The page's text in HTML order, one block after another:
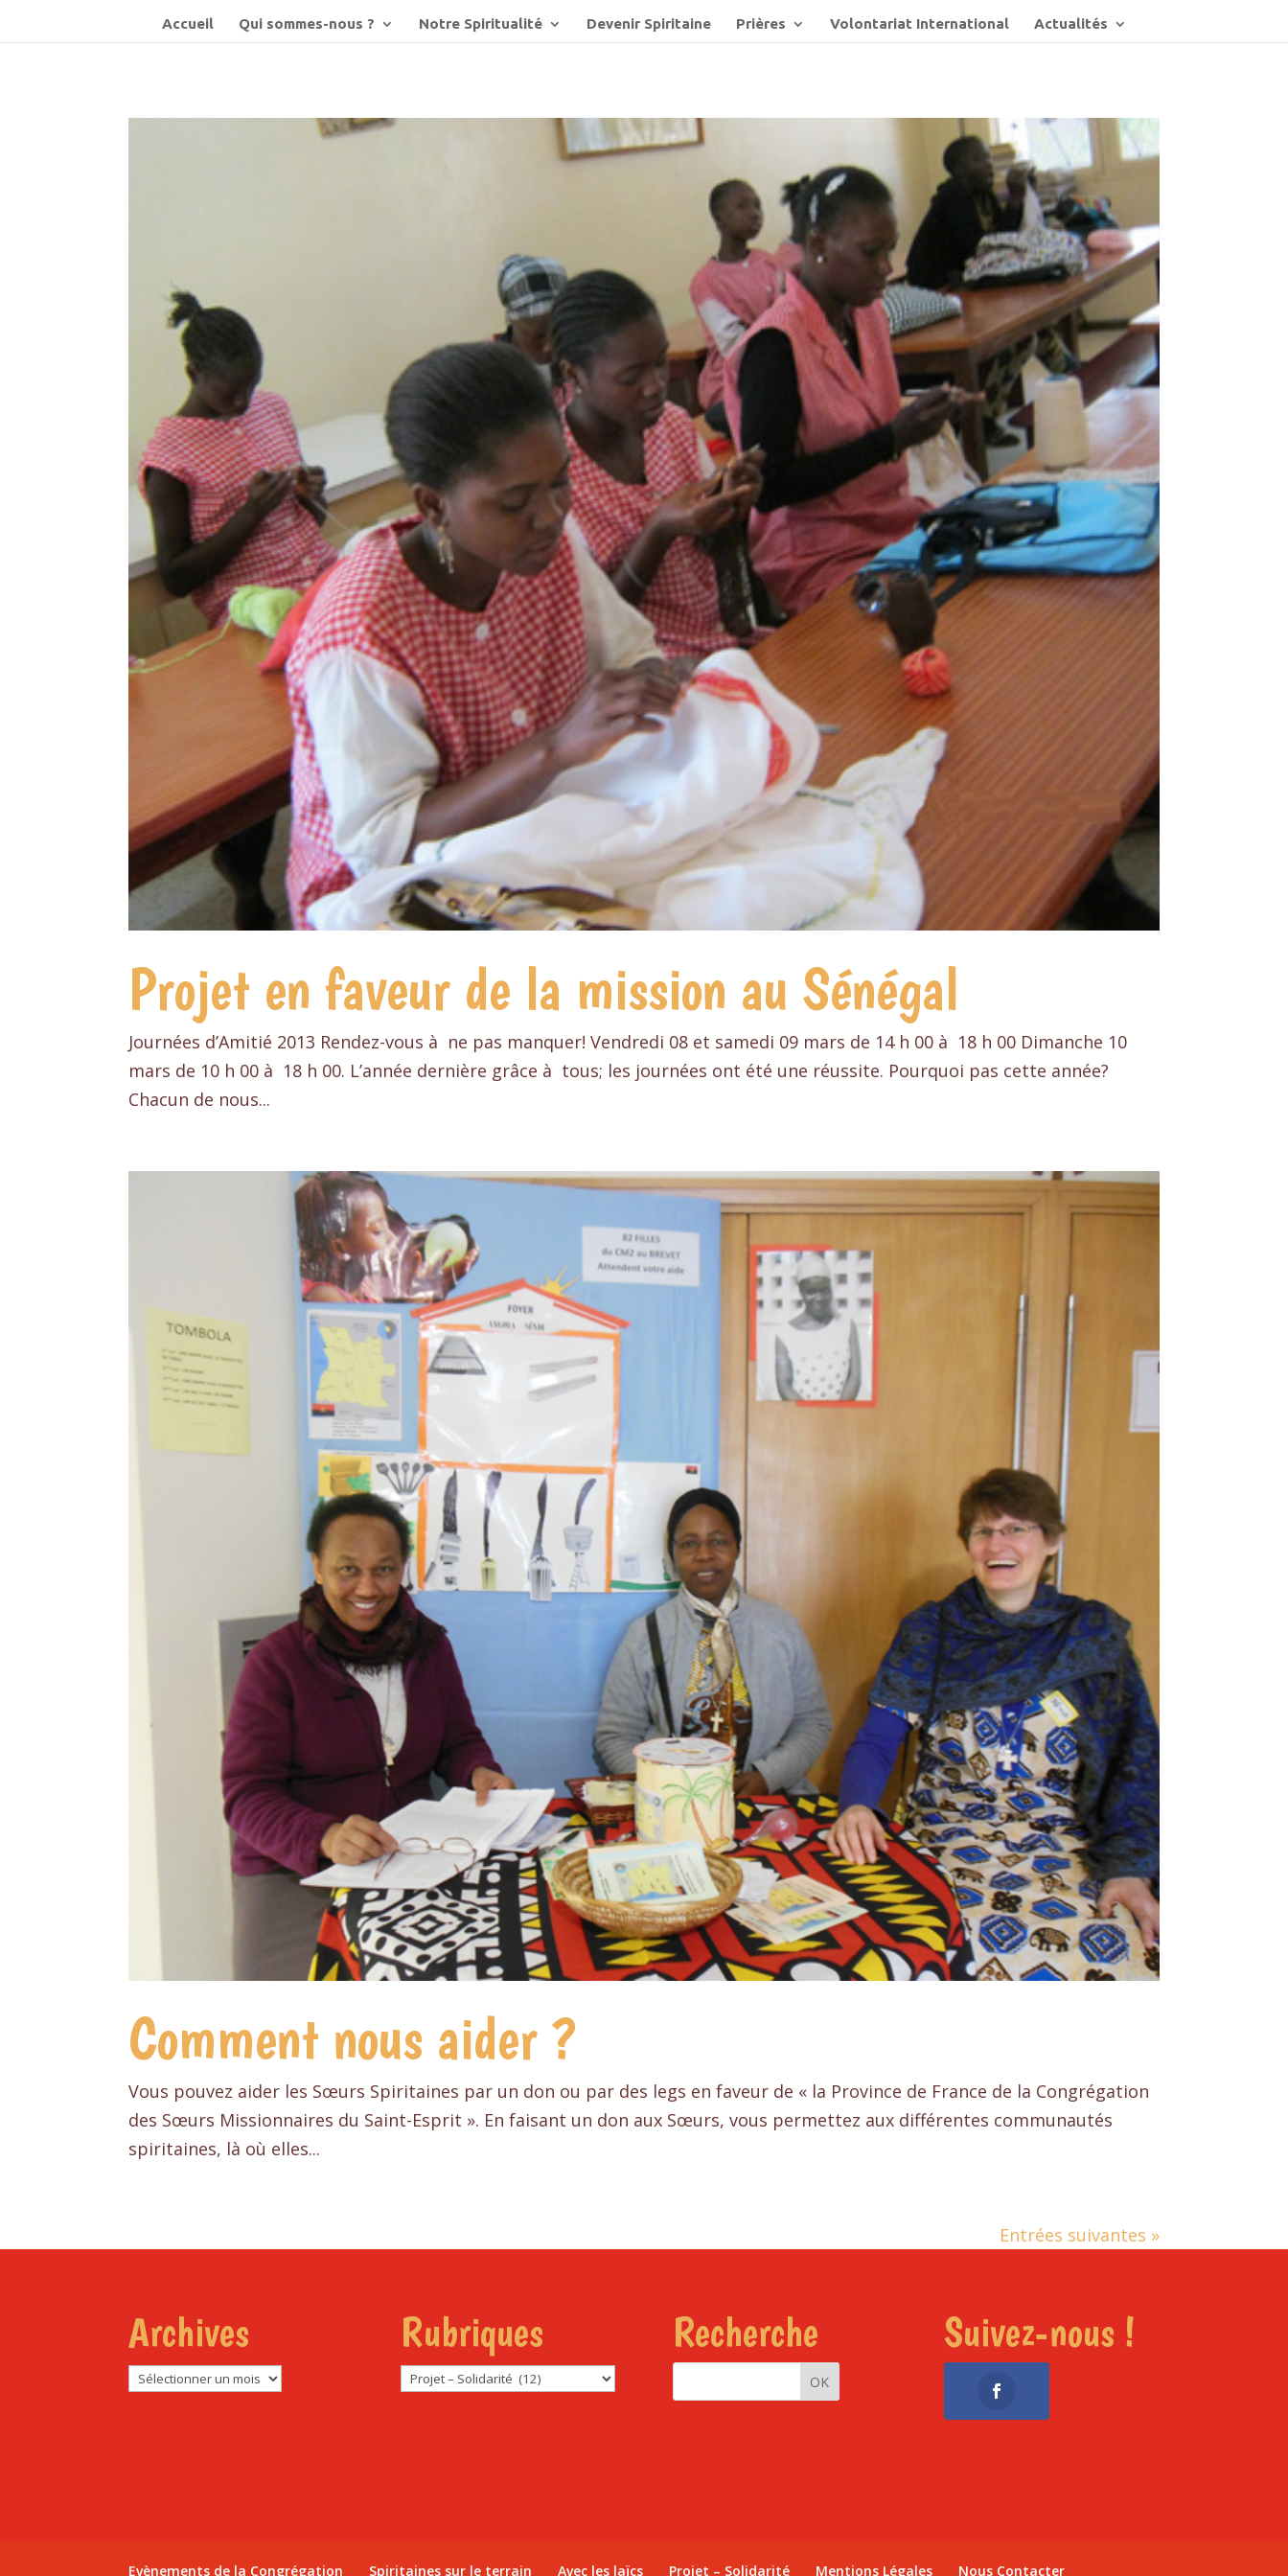
Accueil Qui sommes-nous ? Notre Spiritualité Devenir Spiritaine Prières Volontariat International Actualités
Projet en faveur de la mission au Sénégal
Journées d’Amitié 2013 Rendez-vous à ne pas manquer! Vendredi 08 et samedi 09 mars de 14 h 00 à 18 h 00 Dimanche 10
mars de 10 h 00 à 18 h 00. L’année dernière grâce à tous; les journées ont été une réussite. Pourquoi pas cette année?
Chacun de nous...
Comment nous aider ?
Vous pouvez aider les Sœurs Spiritaines par un don ou par des legs en faveur de « la Province de France de la Congrégation
des Sœurs Missionnaires du Saint-Esprit ». En faisant un don aux Sœurs, vous permettez aux différentes communautés
spiritaines, là où elles...
Entrées suivantes »
Archives
Archives
Rubriques
Rubriques
Recherche Suivez-nous !
Evènements de la Congrégation Spiritaines sur le terrain Avec les laïcs Projet – Solidarité Mentions Légales Nous Contacter